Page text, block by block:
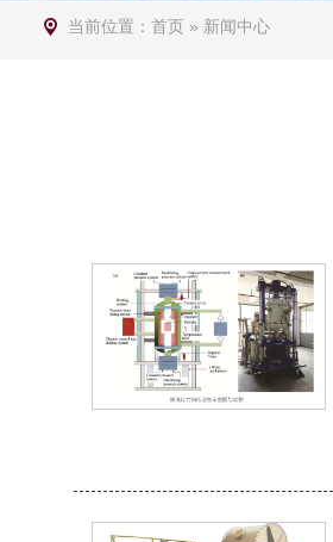
当前位置： 首页 » 新闻中心